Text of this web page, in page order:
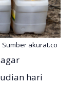
akurat.co
hari